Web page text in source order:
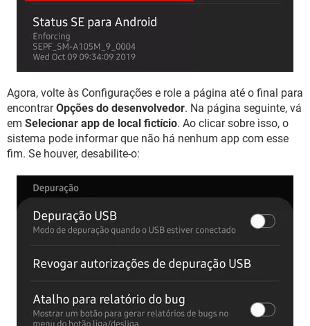
Agora, volte às Configurações e role a página até o final para
encontrarOpções do desenvolvedor. Na página seguinte, vá
em Selecionar app de local fictício. Ao clicar sobre isso, o
sistema pode informar que não há nenhum app com esse
fim. Se houver, desabilite-o: